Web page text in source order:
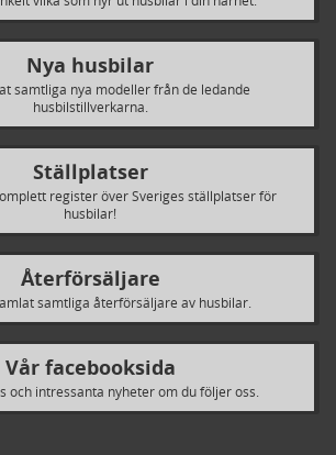
Nya husbilar
samtliga nya modeller från de ledande
husbilstillverkarna.
Ställplatser
register över Sveriges ställplatser för
husbilar!
Återförsäljare
samtliga återförsäljare av husbilar.
Vår facebooksida
och intressanta nyheter om du följer oss.